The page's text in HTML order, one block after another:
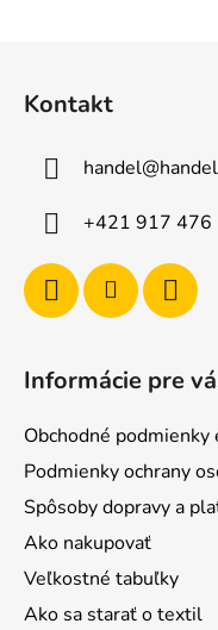
Kontakt
handel@
+421 917 476
Informácie pre
Obchodné
Podmienky ochrany
Spôsoby dopravy a
Ako nakupovať
Veľkostné tabuľky
Ako sa starať o textil